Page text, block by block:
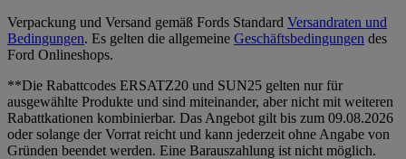
Verpackung und Versand gemäß Fords Standard Versandraten und
Bedingungen. Es gelten die allgemeine Geschäftsbedingungen des
Ford Onlineshops.
**Die Rabattcodes ERSATZ20 und SUN25 gelten nur für
ausgewählte Produkte und sind miteinander, aber nicht mit weiteren
Rabattkationen kombinierbar. Das Angebot gilt bis zum 09.08.2026
oder solange der Vorrat reicht und kann jederzeit ohne Angabe von
Gründen beendet werden. Eine Barauszahlung ist nicht möglich.